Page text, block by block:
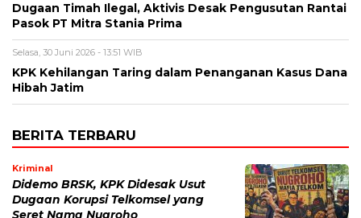
Dugaan Timah Ilegal, Aktivis Desak Pengusutan Rantai
Pasok PT Mitra Stania Prima
Selasa, 30 Juni 2026 - 13:51 WIB
KPK Kehilangan Taring dalam Penanganan Kasus Dana
Hibah Jatim
BERITA TERBARU
Kriminal
Didemo BRSK, KPK Didesak Usut
Dugaan Korupsi Telkomsel yang
Seret Nama Nugroho